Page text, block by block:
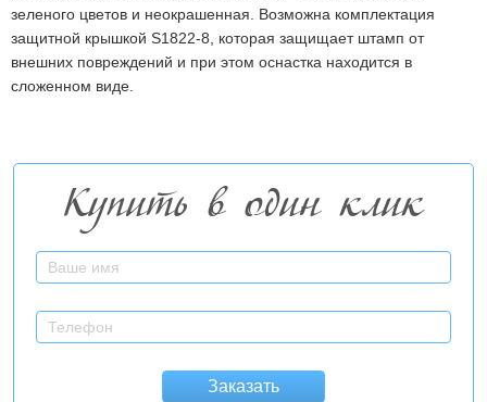
зеленого цветов и неокрашенная. Возможна комплектация
защитной крышкой S1822-8, которая защищает штамп от
внешних повреждений и при этом оснастка находится в
сложенном виде.
Купить в один клик
Заказать